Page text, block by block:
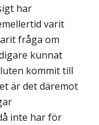
har
varit
fråga om
kunnat
kommit till
är det däremot
inte har för